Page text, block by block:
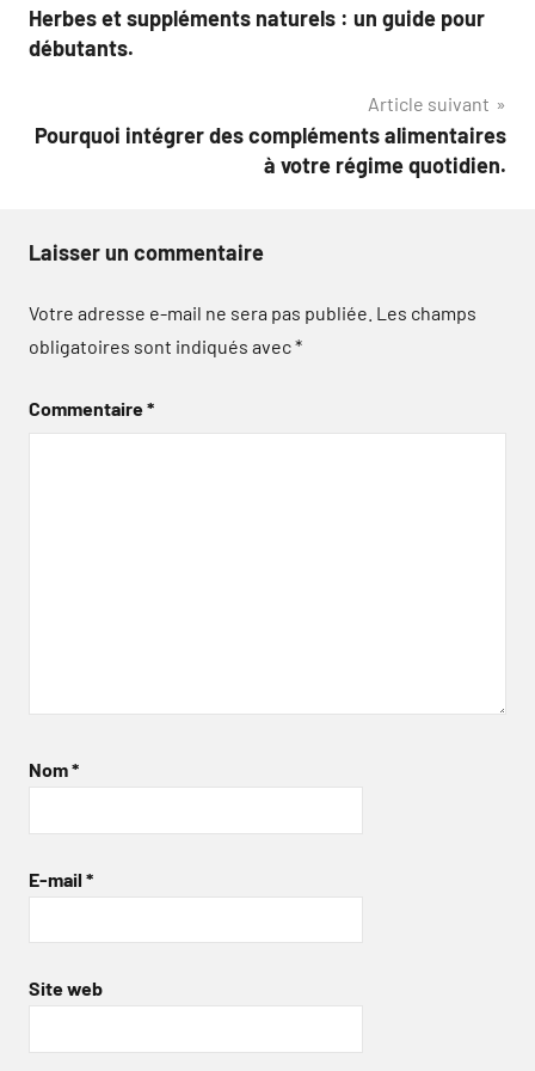
de
Herbes et suppléments naturels : un guide pour
débutants.
Article suivant
Pourquoi intégrer des compléments alimentaires
à votre régime quotidien.
Laisser un commentaire
Votre adresse e-mail ne sera pas publiée. Les champs
obligatoires sont indiqués avec*
Commentaire*
Nom*
E-mail *
Site web